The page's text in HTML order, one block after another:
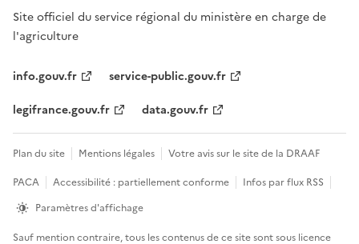
Site officiel du service régional du ministère en charge de
l'agriculture
info.gouv.fr
service-public.gouv.fr
legifrance.gouv.fr
data.gouv.fr
Plan du site Mentions légales
Votre avis sur le site de la DRAAF
PACA
Accessibilité : partiellement conforme
Infos par flux RSS
Paramètres d'affichage
Sauf mention contraire, tous les contenus de ce site sont sous licence